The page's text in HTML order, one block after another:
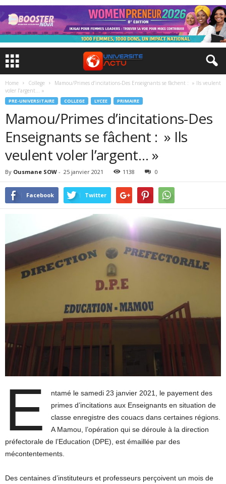
Home College
Mamou/Primes d’incitations-Des Enseignants se fâchent : » Ils veulent
voler l’argent… »
PRE-UNIVERSITAIRE COLLEGE LYCEE PRIMAIRE
Mamou/Primes d’incitations-Des
Enseignants se fâchent : » Ils
veulent voler l’argent… »
By Ousmane SOW - 25 janvier 2021 1138 0
Facebook Twitter
E
ntamé le samedi 23 janvier 2021, le payement des
primes d’incitations aux Enseignants en situation de
classe enregistre des couacs dans certaines régions.
A Mamou, l’opération qui se déroule à la direction
préfectorale de l’Education (DPE), est émaillée par des
mécontentements.
Des centaines d’instituteurs et professeurs perçoivent un mois de